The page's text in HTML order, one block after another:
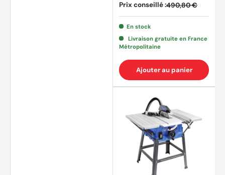
Prix conseillé :490,80 €
En stock
Livraison gratuite en France
Métropolitaine
Ajouter au panier